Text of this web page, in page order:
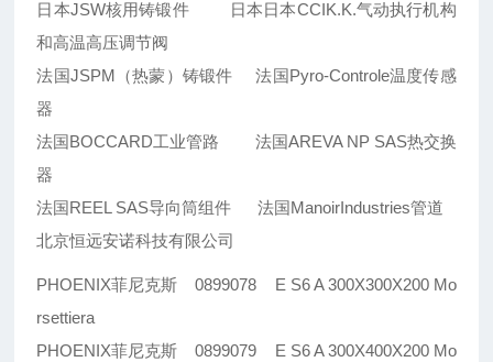
日本JSW核用铸锻件 日本日本CCIK.K.气动执行机构
和高温高压调节阀
法国JSPM（热蒙）铸锻件 法国Pyro-Controle温度传感
器
法国BOCCARD工业管路 法国AREVA NP SAS热交换
器
法国REEL SAS导向筒组件 法国ManoirIndustries管道
北京恒远安诺科技有限公司
PHOENIX菲尼克斯 0899078 E S6 A 300X300X200 Mo
rsettiera
PHOENIX菲尼克斯 0899079 E S6 A 300X400X200 Mo